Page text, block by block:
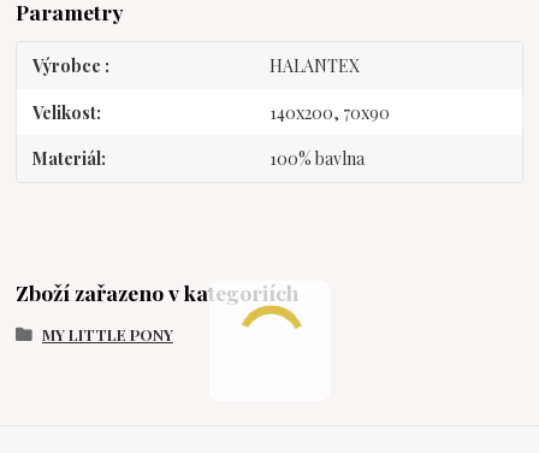
Parametry
Výrobce HALANTEX
Velikost 140x200, 70x90
Materiál 100% bavlna
Zboží zařazeno v kategoriích
MY LITTLE PONY